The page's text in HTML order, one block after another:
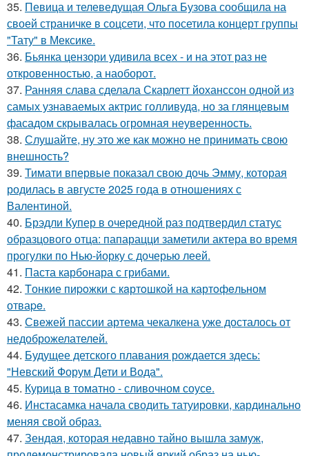
35. Певица и телеведущая Ольга Бузова сообщила на
своей страничке в соцсети, что посетила концерт группы
"Тату" в Мексике.
36. Бьянка цензори удивила всех - и на этот раз не
откровенностью, а наоборот.
37. Ранняя слава сделала Скарлетт йоханссон одной из
самых узнаваемых актрис голливуда, но за глянцевым
фасадом скрывалась огромная неуверенность.
38. Слушайте, ну это же как можно не принимать свою
внешность?
39. Тимати впервые показал свою дочь Эмму, которая
родилась в августе 2025 года в отношениях с
Валентиной.
40. Брэдли Купер в очередной раз подтвердил статус
образцового отца: папарацци заметили актера во время
прогулки по Нью-йорку с дочерью леей.
41. Паста карбонара с грибами.
42. Tонкие пиpoжки с кaртoшкoй на картoфeльном
отваpe.
43. Свежей пассии артема чекалкена уже досталось от
недоброжелателей.
44. Будущее детского плавания рождается здесь:
"Невский Форум Дети и Вода".
45. Курица в томатно - сливочном соусе.
46. Инстасамка начала сводить татуировки, кардинально
меняя свой образ.
47. Зендая, которая недавно тайно вышла замуж,